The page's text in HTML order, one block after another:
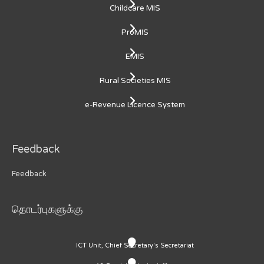
Childcare MIS
ProMIS
EMIS
Rural Societies MIS
e-Revenue Licence System
Feedback
Feedback
தொடர்புகளுக்கு
ICT Unit, Chief Secretary's Secretariat